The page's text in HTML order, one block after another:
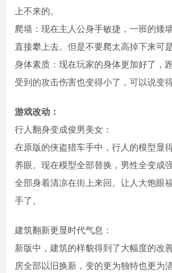
上不来的。
爬墙：现在主人公身手敏捷，一班的矮
直接攀上去。但是不要爬太高掉下来可是
身体素质：现在玩家的身体更加好了，
受到的攻击伤害也变得小了，可以说变得
游戏改动：
行人翻身变成俊男美女：
在原版的侠盗猎车手中，行人的模型显
养眼。现在模型全部替换，男性全变成
全部身着清凉在街上来回。让人大饱眼
手了。
建筑翻新更显时代气息：
新版中，建筑的样貌得到了大幅度的改
房全部以旧换新，变的更为独特也更为